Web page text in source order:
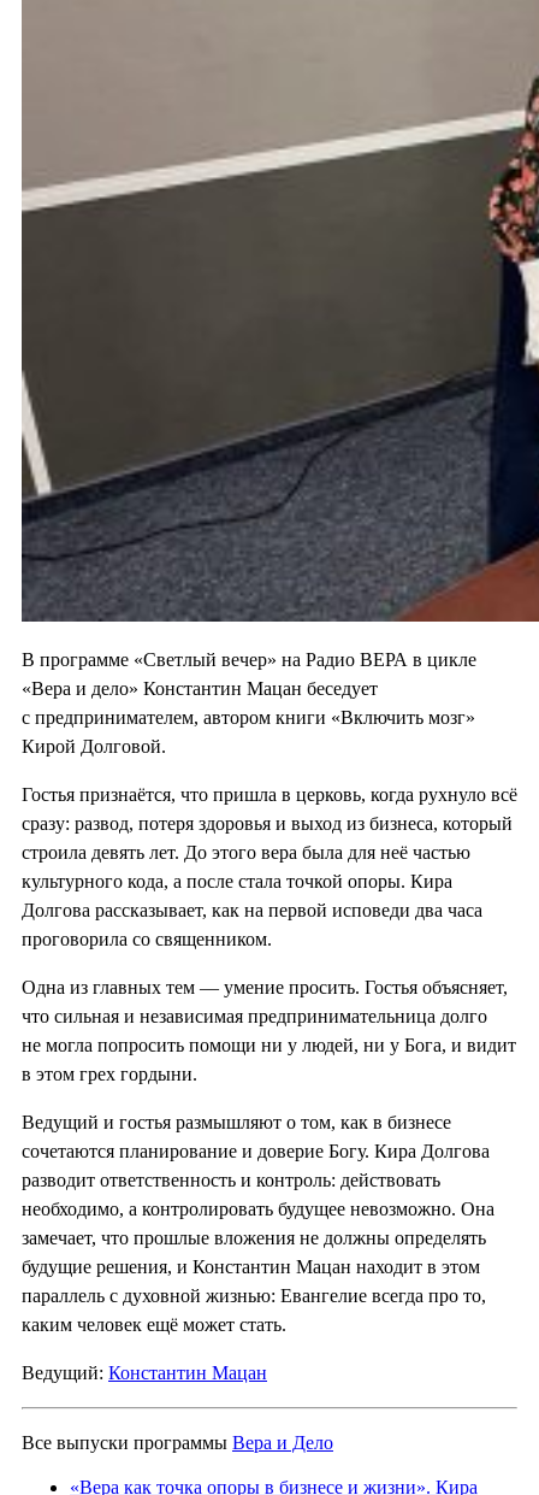
В программе «Светлый вечер» на Радио ВЕРА в цикле
«Вера и дело» Константин Мацан беседует
с предпринимателем, автором книги «Включить мозг»
Кирой Долговой.
Гостья признаётся, что пришла в церковь, когда рухнуло всё
сразу: развод, потеря здоровья и выход из бизнеса, который
строила девять лет. До этого вера была для неё частью
культурного кода, а после стала точкой опоры. Кира
Долгова рассказывает, как на первой исповеди два часа
проговорила со священником.
Одна из главных тем — умение просить. Гостья объясняет,
что сильная и независимая предпринимательница долго
не могла попросить помощи ни у людей, ни у Бога, и видит
в этом грех гордыни.
Ведущий и гостья размышляют о том, как в бизнесе
сочетаются планирование и доверие Богу. Кира Долгова
разводит ответственность и контроль: действовать
необходимо, а контролировать будущее невозможно. Она
замечает, что прошлые вложения не должны определять
будущие решения, и Константин Мацан находит в этом
параллель с духовной жизнью: Евангелие всегда про то,
каким человек ещё может стать.
Ведущий: Константин Мацан
Все выпуски программы Вера и Дело
«Вера как точка опоры в бизнесе и жизни». Кира